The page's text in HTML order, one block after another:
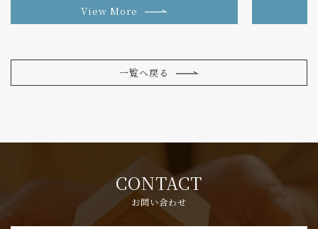
View More
一覧へ戻る
CONTACT
お問い合わせ